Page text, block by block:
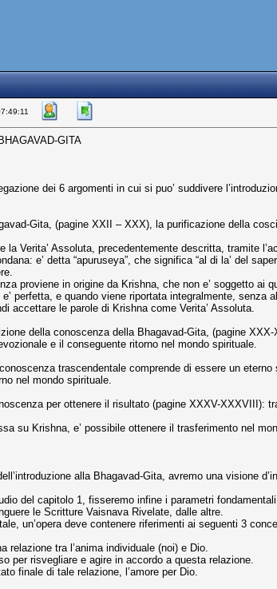
GITA
dei 6 argomenti in cui si puo’ suddivere
Gita, (pagine XXII – XXX), la purificazione della
la Verita’ Assoluta, precedentemente descritta, tramite
e’ detta “apuruseya”, che significa “al di la’ del
proviene in origine da Krishna, che non e’ soggetto
perfetta, e quando viene riportata integralmente, senza
accettare le parole di Krishna come Verita’ Assoluta.
della conoscenza della Bhagavad-Gita, (pagine XXX-
e il conseguente ritorno nel mondo spirituale.
trascendentale comprende di essere un
nel mondo spirituale.
per ottenere il risultato (pagine XXXV-XXXVIII):
su Krishna, e’ possibile ottenere il trasferimento nel
alla Bhagavad-Gita, avremo una visione
del capitolo 1, fisseremo infine i parametri
le Scritture Vaisnava Rivelate, dalle altre.
un’opera deve contenere riferimenti ai seguenti 3
relazione tra l’anima individuale (noi) e Dio.
per risvegliare e agire in accordo a questa relazione.
finale di tale relazione, l’amore per Dio.